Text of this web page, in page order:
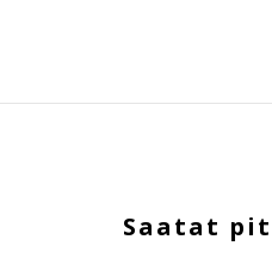
Saatat